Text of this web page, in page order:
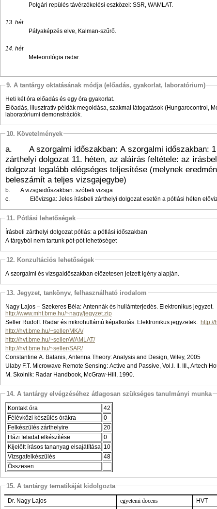
Polgári repülés távérzékelési eszközei: SSR, WAMLAT.
13. hét
Pályaképzés elve, Kalman-szűrő.
14. hét
Meteorológia radar.
9. A tantárgy oktatásának módja (előadás, gyakorlat, laboratórium)
Heti két óra előadás és egy óra gyakorlat.
Előadás, illusztratív példák megoldása, szakmai látogatások (Hungarocontrol,
laboratóriumi demonstrációk.
10. Követelmények
a.
A szorgalmi időszakban: A szorgalmi időszakban:
zárthelyi dolgozat 11. héten, az aláírás feltétele: az
dolgozat legalább elégséges teljesítése (melynek
beleszámít a teljes vizsgajegybe)
b.
A vizsgaidőszakban: szóbeli vizsga
c.
Elővizsga: Jeles írásbeli zárthelyi dolgozat esetén a pótlási héten
11. Pótlási lehetőségek
Írásbeli zárthelyi dolgozat pótlás: a pótlási időszakban
A tárgyból nem tartunk pót-pót lehetőséget
12. Konzultációs lehetőségek
A szorgalmi és vizsgaidőszakban előzetesen jelzett igény alapján.
13. Jegyzet, tankönyv, felhasználható irodalom
Nagy Lajos – Szekeres Béla: Antennák és hullámterjedés. Elektronikus jegyzet.
http://www.mht.bme.hu/~nagy/jegyzet.zip
Seller Rudolf: Radar és mikrohullámú képalkotás. Elektronikus jegyzetek. http://
http://hvt.bme.hu/~seller/MKA/
http://hvt.bme.hu/~seller/WAMLAT/
http://hvt.bme.hu/~seller/SAR/
Constantine A. Balanis, Antenna Theory: Analysis and Design, Wiley, 2005
Ulaby F.T. Microwave Remote Sensing: Active and Passive, Vol.I. II. III., Artech
M. Skolnik: Radar Handbook, McGraw-Hill, 1990.
14. A tantárgy elvégzéséhez átlagosan szükséges tanulmányi munka
Kontakt óra
42
Félévközi készülés órákra
0
Felkészülés zárthelyire
20
Házi feladat elkészítése
0
Kijelölt írásos tananyag elsajátítása 10
Vizsgafelkészülés
48
Összesen
15. A tantárgy tematikáját kidolgozta
Dr. Nagy Lajos egyetemi docens
HVT